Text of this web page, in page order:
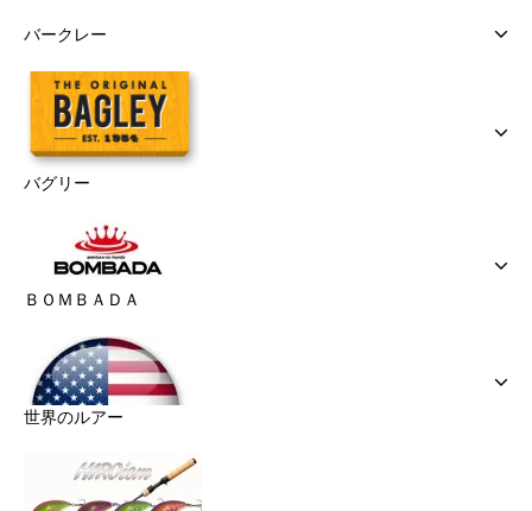
バークレー
バグリー
ＢＯＭＢＡＤＡ
世界のルアー